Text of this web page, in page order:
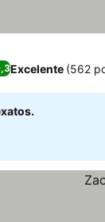
Excelente (562